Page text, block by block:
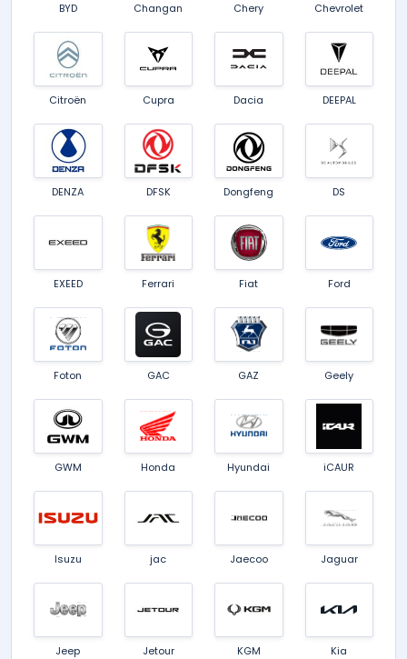
BYD Changan Chery Chevrolet
Citroën Cupra Dacia DEEPAL
DENZA DFSK Dongfeng DS
EXEED Ferrari Fiat Ford
Foton GAC GAZ Geely
GWM Honda Hyundai iCAUR
Isuzu jac Jaecoo Jaguar
Jeep Jetour KGM Kia